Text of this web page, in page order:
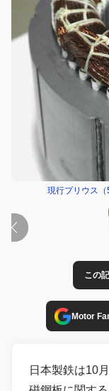
現行プリウス（
この
Motor
日本製鉄は10